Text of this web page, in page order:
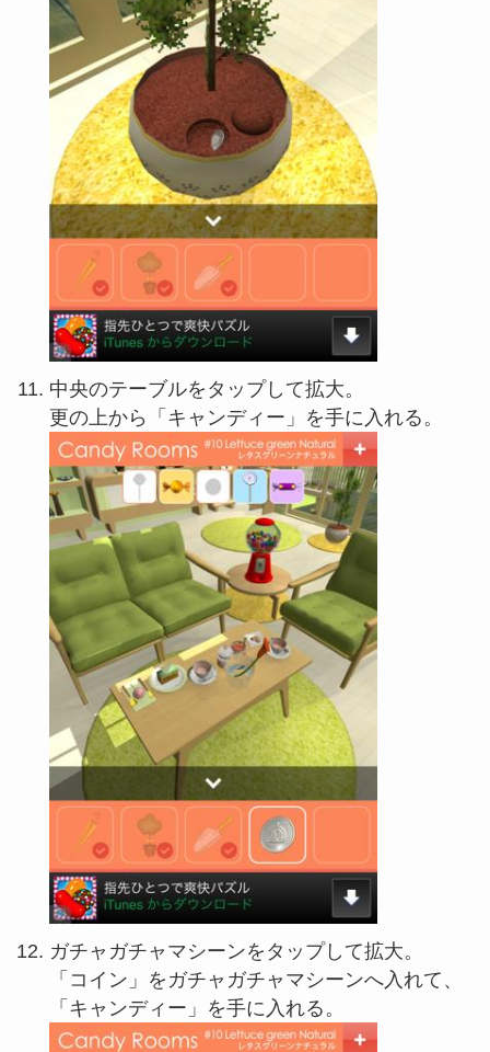
中央のテーブルをタップして拡大。
更の上から「キャンディー」を手に入れる。
ガチャガチャマシーンをタップして拡大。
「コイン」をガチャガチャマシーンへ入れて、
「キャンディー」を手に入れる。